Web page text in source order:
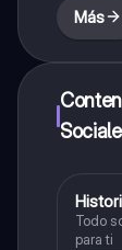
Más
Todo
para ti